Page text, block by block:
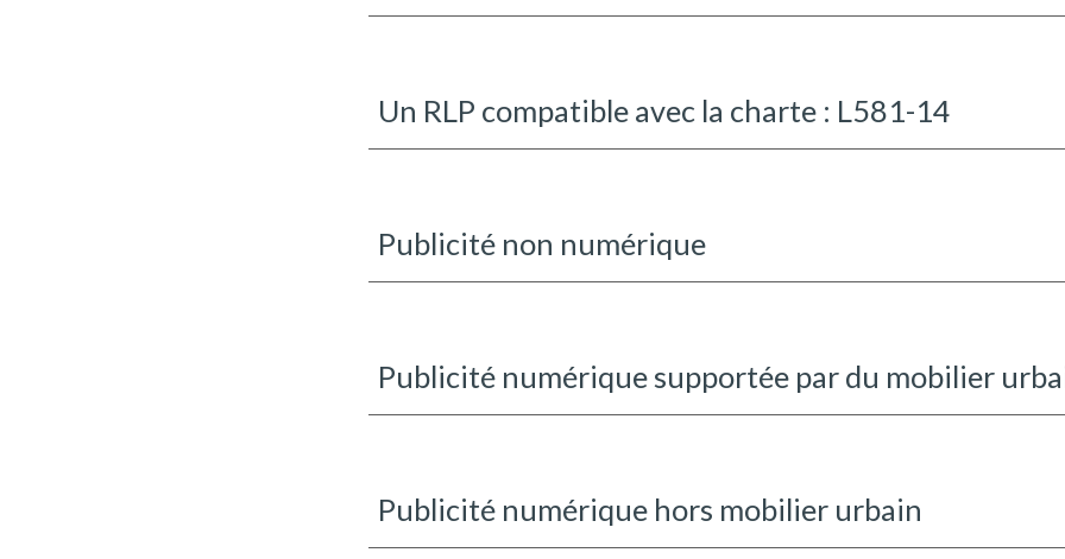
Un RLP compatible avec la charte : L581-14
Publicité non numérique
Publicité numérique supportée par du mobilier
Publicité numérique hors mobilier urbain